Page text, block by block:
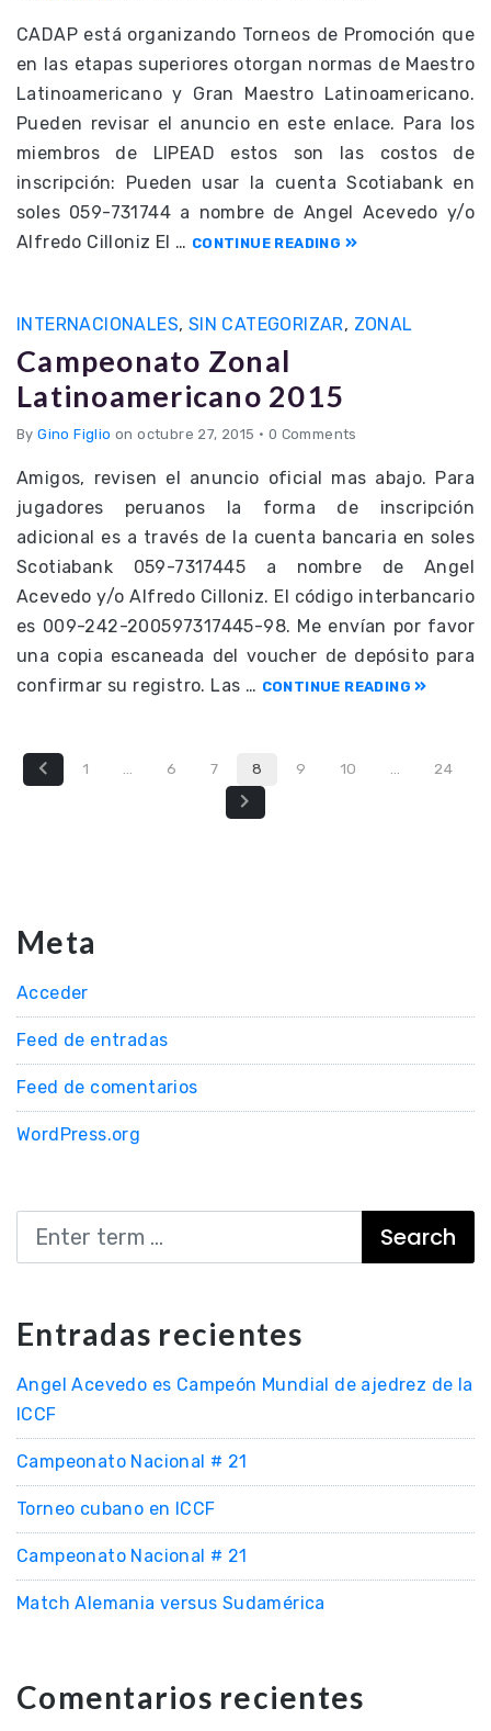
CADAP está organizando Torneos de Promoción que
en las etapas superiores otorgan normas de Maestro
Latinoamericano y Gran Maestro Latinoamericano.
Pueden revisar el anuncio en este enlace. Para los
miembros de LIPEAD estos son las costos de
inscripción: Pueden usar la cuenta Scotiabank en
soles 059-731744 a nombre de Angel Acevedo y/o
Alfredo Cilloniz El … CONTINUE READING
INTERNACIONALES, SIN CATEGORIZAR, ZONAL
Campeonato Zonal
Latinoamericano 2015
ByGino Figlio on octubre 27, 2015 • 0 Comments
Amigos, revisen el anuncio oficial mas abajo. Para
jugadores peruanos la forma de inscripción
adicional es a través de la cuenta bancaria en soles
Scotiabank 059-7317445 a nombre de Angel
Acevedo y/o Alfredo Cilloniz. El código interbancario
es 009-242-200597317445-98. Me envían por favor
una copia escaneada del voucher de depósito para
confirmar su registro. Las … CONTINUE READING
1 … 6 7 8 9 10 … 24
Meta
Acceder
Feed de entradas
Feed de comentarios
WordPress.org
Search
Entradas recientes
Angel Acevedo es Campeón Mundial de ajedrez de la
ICCF
Campeonato Nacional # 21
Torneo cubano en ICCF
Campeonato Nacional # 21
Match Alemania versus Sudamérica
Comentarios recientes